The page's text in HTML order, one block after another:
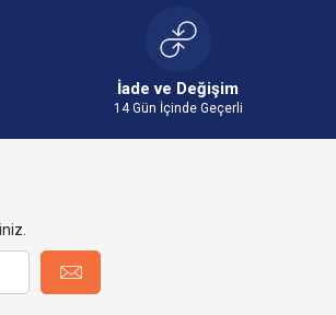
İade ve Değişim
14 Gün İçinde Geçerli